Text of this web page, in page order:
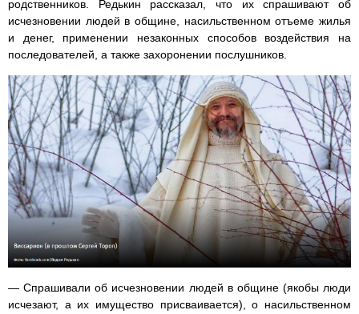
родственников. Редькин рассказал, что их спрашивают об
исчезновении людей в общине, насильственном отъеме жилья
и денег, применении незаконных способов воздействия на
последователей, а также захоронении послушников.
— Спрашивали об исчезновении людей в общине (якобы люди
исчезают, а их имущество присваивается), о насильственном